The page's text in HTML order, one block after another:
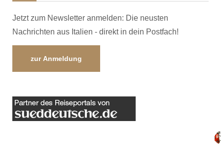
Jetzt zum Newsletter anmelden: Die neusten
Nachrichten aus Italien - direkt in dein Postfach!
zur Anmeldung